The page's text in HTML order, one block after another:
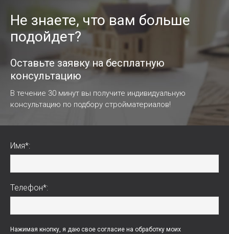
Не знаете, что вам больше
подойдет?
Оставьте заявку на бесплатную
консультацию
В течение 30 минут вы получите индивидуальную
консультацию по подбору стройматериалов!
Имя*:
Телефон*:
Нажимая кнопку, я даю свое согласие на обработку моих